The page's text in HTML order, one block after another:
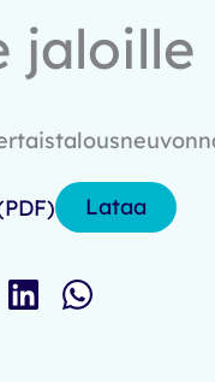
jaloille
Lataa